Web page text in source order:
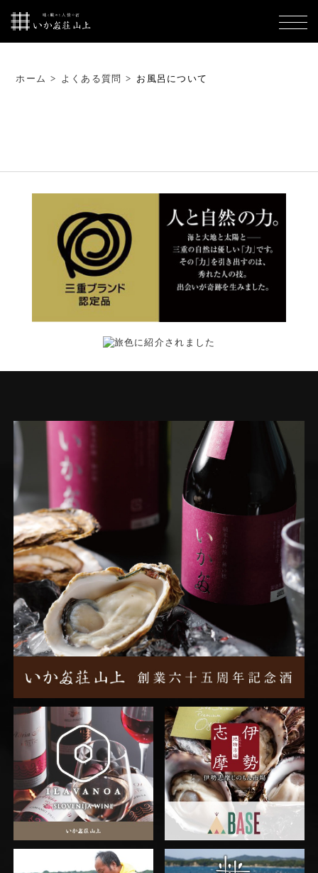
ホーム > よくある質問 > お風呂について